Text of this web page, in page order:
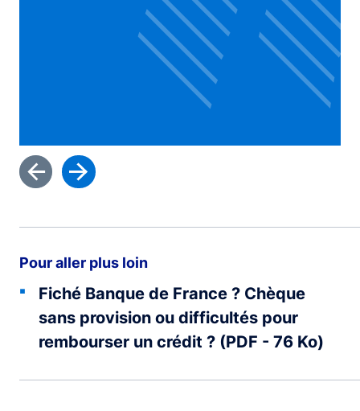
Pour aller plus loin
Fiché Banque de France ? Chèque
sans provision ou difficultés pour
rembourser un crédit ? (PDF - 76 Ko)